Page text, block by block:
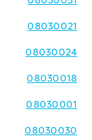
08030021
08030024
08030018
08030001
08030030